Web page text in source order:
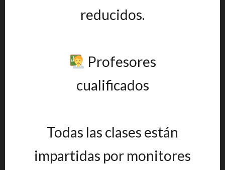
reducidos.
Profesores
cualificados
Todas las clases están
impartidas por monitores